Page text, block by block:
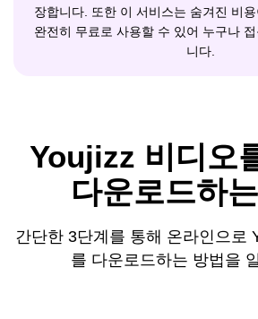
장합니다. 또한 이 서비스는 숨겨진 비
완전히 무료로 사용할 수 있어 누구나
니다.
Youjizz 비디오
다운로드하
간단한 3단계를 통해 온라인으로
를 다운로드하는 방법을